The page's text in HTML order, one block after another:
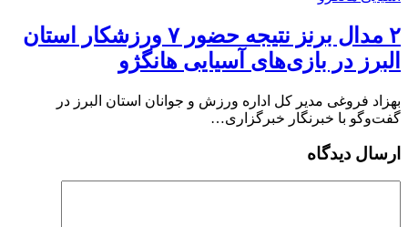
۲ مدال برنز نتیجه حضور ۷ ورزشکار استان
البرز در بازی‌های آسیایی هانگژو
بهزاد فروغی مدیر کل اداره ورزش و جوانان استان البرز در
گفت‌وگو با خبرنگار خبرگزاری…
ارسال دیدگاه